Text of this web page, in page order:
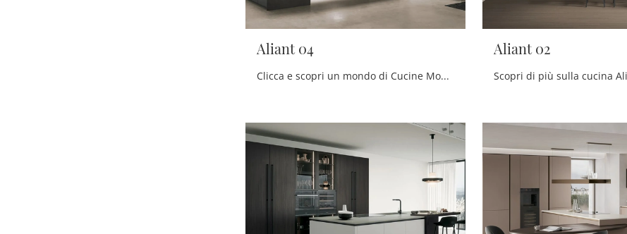
Aliant 04
Clicca e scopri un mondo di Cucine Moderne con isola: la cucina Aliant 04 Stosa in vetro ti aspetta!
Aliant 02